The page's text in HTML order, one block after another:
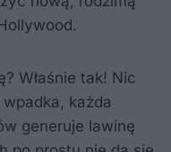
Właśnie tak! Nic
każda
generuje lawinę